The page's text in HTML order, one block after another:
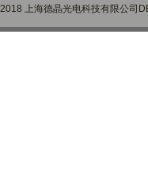
上海德晶光电科技有限公司